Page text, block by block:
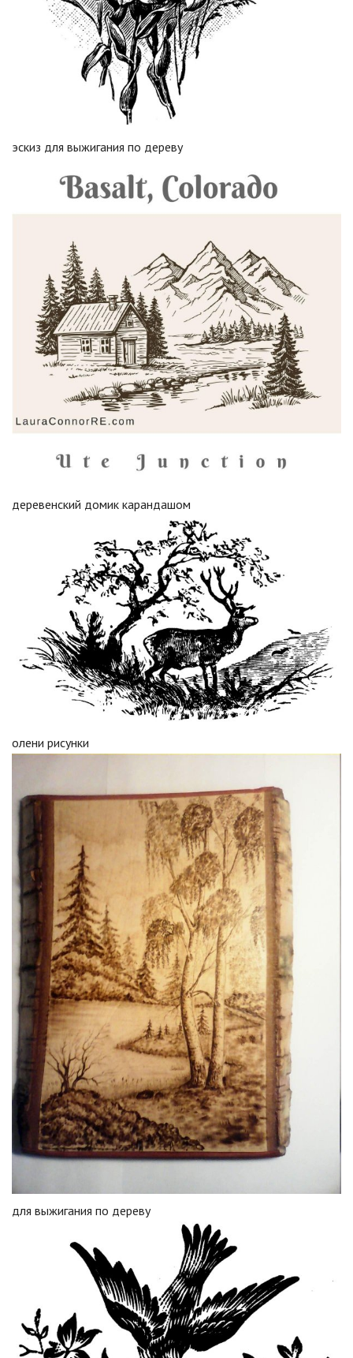
эскиз для выжигания по дереву
деревенский домик карандашом
олени рисунки
для выжигания по дереву